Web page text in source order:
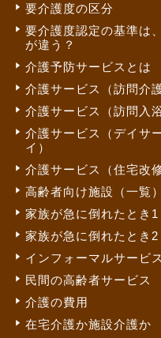
要介護度の区分
要介護度認定の基準は
が違う？
介護予防サービスとは
介護サービス（訪問介
介護サービス（訪問入
介護サービス（デイサ
イ）
介護サービス（住宅改
高齢者向け施設（一覧）
家族が急に倒れたとき1
家族が急に倒れたとき2
インフォーマルサービ
民間の高齢者サービス
介護の費用
在宅介護か施設介護か